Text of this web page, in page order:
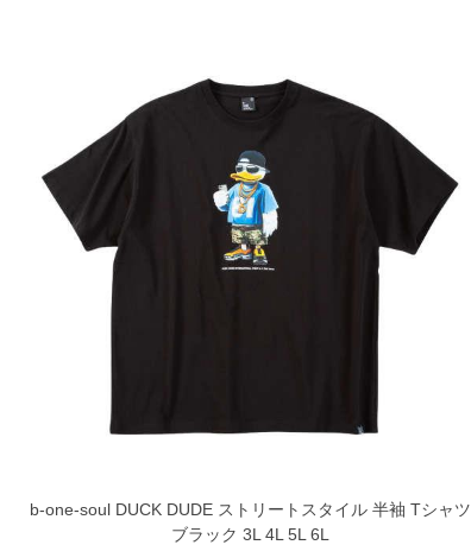
b-one-soul DUCK DUDE ストリートスタイル 半袖 Tシャツ
ブラック 3L 4L 5L 6L